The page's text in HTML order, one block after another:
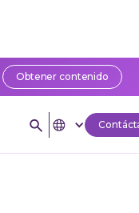
Obtener contenido